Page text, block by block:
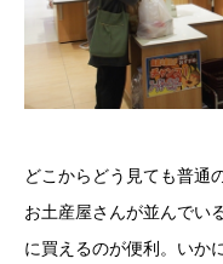
どこからどう見ても普通
お土産屋さんが並んでい
に買えるのが便利。いか